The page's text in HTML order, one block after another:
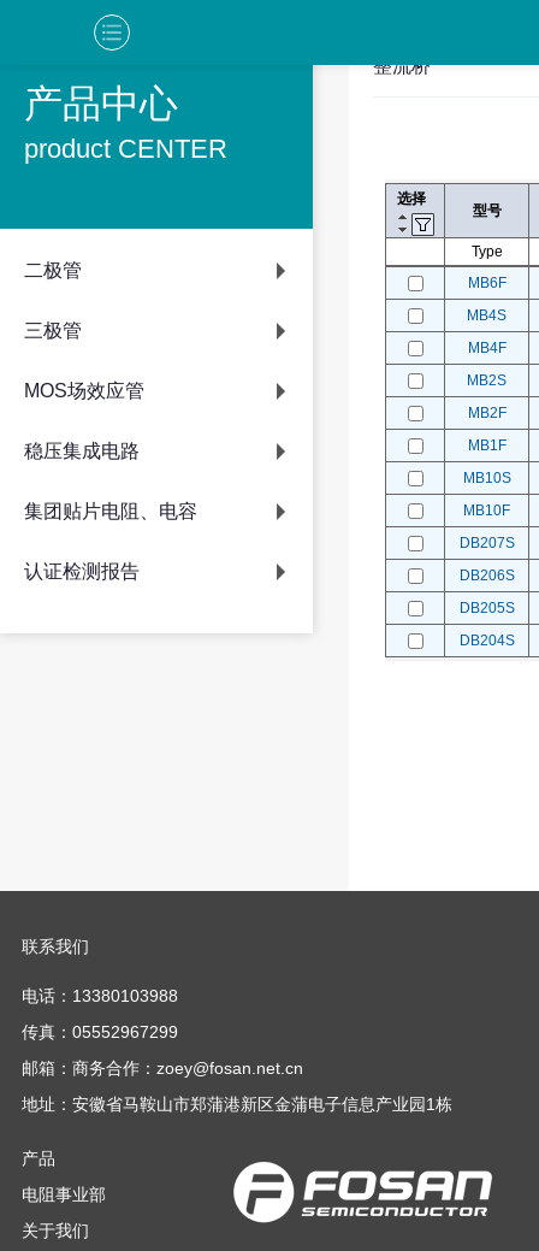
产品中心
product CENTER
二极管
三极管
MOS场效应管
稳压集成电路
集团贴片电阻、电容
认证检测报告
整流桥
选择
型号
Type
MB6F
MB4S
MB4F
MB2S
MB2F
MB1F
MB10S
MB10F
DB207S
DB206S
DB205S
DB204S
联系我们
电话：13380103988
传真：05552967299
邮箱：商务合作：zoey@fosan.net.cn
地址：安徽省马鞍山市郑蒲港新区金蒲电子信息产业园1栋
产品
电阻事业部
关于我们